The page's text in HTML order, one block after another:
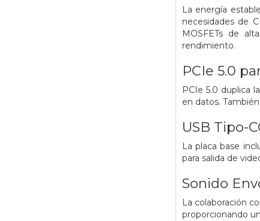
La energía
necesidades de
MOSFETs de
rendimiento.
PCIe 5.0
PCIe 5.0 duplica
en datos.
USB Tipo-
La placa base
para salida de
Sonido
La colaboración
proporcionando